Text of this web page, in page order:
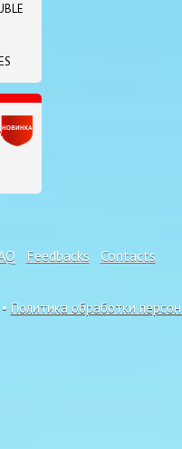
Feedbacks Contacts
• Политика обработки